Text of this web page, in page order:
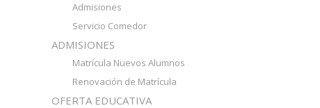
Admisiones
Servicio Comedor
ADMISIONES
Matrícula Nuevos Alumnos
Renovación de Matrícula
OFERTA EDUCATIVA